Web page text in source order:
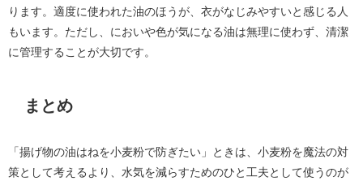
ります。適度に使われた油のほうが、衣がなじみやすいと感じる人
もいます。ただし、においや色が気になる油は無理に使わず、清潔
に管理することが大切です。
まとめ
「揚げ物の油はねを小麦粉で防ぎたい」ときは、小麦粉を魔法の対
策として考えるより、水気を減らすためのひと工夫として使うのが